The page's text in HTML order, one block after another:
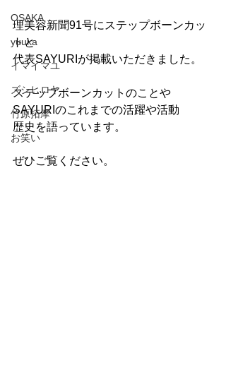
OSAKA
yuuka
イマイマユ
ズシヒロヤ
竹原拓摩
お笑い
理美容新聞91号にステップボーンカッ
トと
代表SAYURIが掲載いただきました。
ステップボーンカットのことや
SAYURIのこれまでの活躍や活動
歴史を語っています。
ぜひご覧ください。